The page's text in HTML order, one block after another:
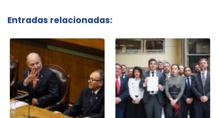
Entradas relacionadas: